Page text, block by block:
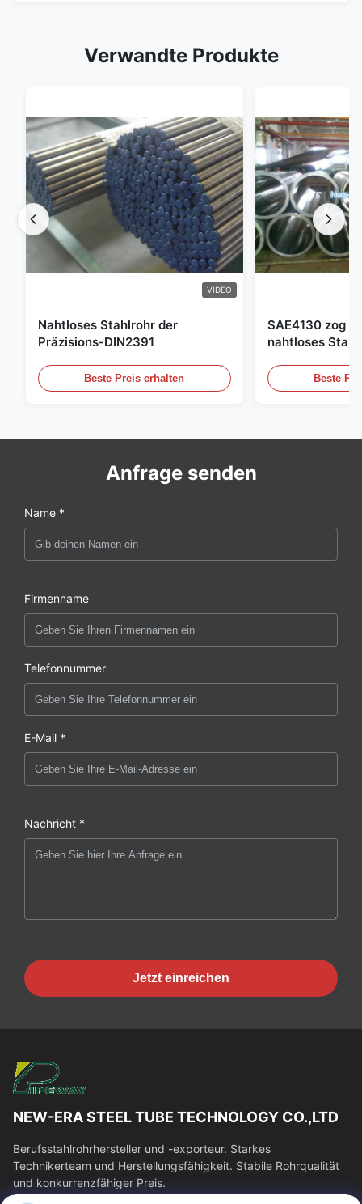
Verwandte Produkte
VIDEO
Nahtloses Stahlrohr der
Präzisions-DIN2391
Beste Preis erhalten
SAE4130 zog
nahtloses
Beste
Anfrage senden
Name *
Firmenname
Telefonnummer
E-Mail *
Nachricht *
Jetzt einreichen
NEW-ERA STEEL TUBE TECHNOLOGY CO.,LTD
Berufsstahlrohrhersteller und -exporteur. Starkes
Technikerteam und Herstellungsfähigkeit. Stabile Rohrqualität
und konkurrenzfähiger Preis.